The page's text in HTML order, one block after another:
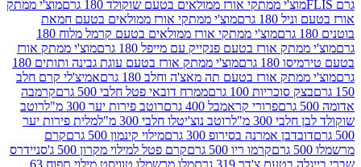
ממתקי אורז ממולאים בטעם שוקולד 180 גרם
מוצ'י ממתק
גרם
מוצ'י ממתקי אורז ממולאים בטעם חמאת
מוצ'י ממתקי אורז ממולאים בטעם קרמל מלוח 180
אורז בטעם פנקייק עם מייפל 180 גרם
מוצ'י ממתק אורז
גרם
מוצ'י ממתק אורז בטעם עוגת גבינה ותותים 180
אורז בטעם תה מאצ'ה וחלב 180 גרם
אמיצ'לי קרם חלב
סוכריות 100 גרם
ממרח דובאי פטל חלבי 500 גרם
קרמבה
פרורי קראמבל 400 גרם
רוטב פירות יער 300 מ"ל
רוטב
300 מ"ל
רוטב נוצ'יטלו חלבי 300 מ"ל
מלית פירות יער
אמרנה בסירופ 300 גרם
מילוי קינמון 500 גרם
קרם
קרמו ריו 500 גרם
קרם פטל למילוי מקרון 500 ג'
סניידרס
צ'דר 319 גרם
מלו מרשמלו טוויסט מילוי תפוח 63